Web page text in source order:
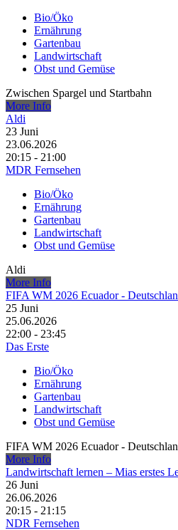
Bio/Öko
Ernährung
Gartenbau
Landwirtschaft
Obst und Gemüse
Zwischen Spargel und Startbahn
More Info
Aldi
23 Juni
23.06.2026
20:15 - 21:00
MDR Fernsehen
Bio/Öko
Ernährung
Gartenbau
Landwirtschaft
Obst und Gemüse
Aldi
More Info
FIFA WM 2026 Ecuador -
25 Juni
25.06.2026
22:00 - 23:45
Das Erste
Bio/Öko
Ernährung
Gartenbau
Landwirtschaft
Obst und Gemüse
FIFA WM 2026 Ecuador -
More Info
Landwirtschaft lernen – Mias erstes
26 Juni
26.06.2026
20:15 - 21:15
NDR Fernsehen